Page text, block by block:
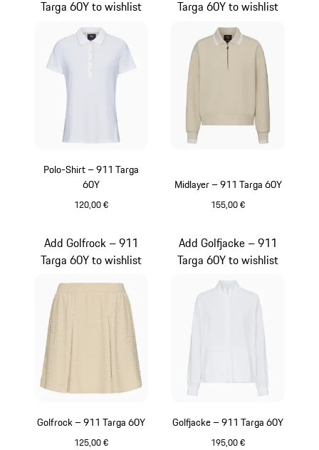
Polo-Shirt – 911 Targa
60Y
120,00 €
Targa 60Y to wishlist
Midlayer – 911 Targa 60Y
155,00 €
Targa 60Y to wishlist
Golfrock – 911 Targa 60Y
125,00 €
Add Golfrock – 911
Targa 60Y to wishlist
Golfjacke – 911 Targa 60Y
195,00 €
Add Golfjacke – 911
Targa 60Y to wishlist